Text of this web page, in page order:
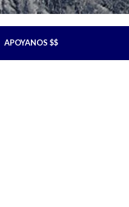
APOYANOS $$